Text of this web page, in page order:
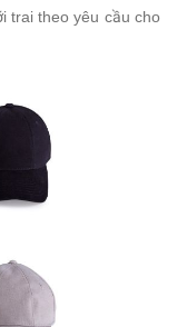
trai theo yêu cầu cho